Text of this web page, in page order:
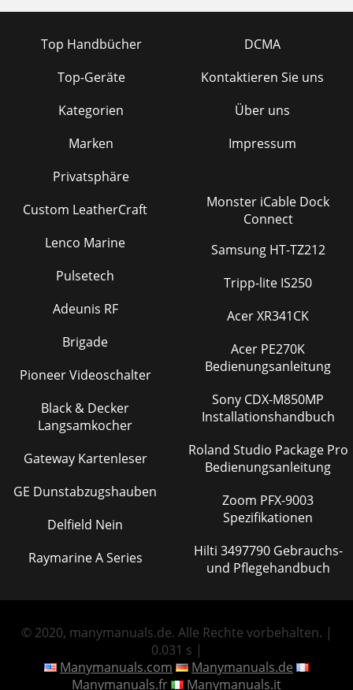
Top Handbücher
Top-Geräte
Kategorien
Marken
Privatsphäre
DCMA
Kontaktieren Sie uns
Über uns
Impressum
Custom LeatherCraft
Lenco Marine
Pulsetech
Adeunis RF
Brigade
Pioneer Videoschalter
Black & Decker
Langsamkocher
Gateway Kartenleser
GE Dunstabzugshauben
Delfield Nein
Raymarine A Series
Monster iCable Dock
Connect
Samsung HT-TZ212
Tripp-lite IS250
Acer XR341CK
Acer PE270K
Bedienungsanleitung
Sony CDX-M850MP
Installationshandbuch
Roland Studio Package Pro
Bedienungsanleitung
Zoom PFX-9003
Spezifikationen
Hilti 3497790 Gebrauchs-
und Pflegehandbuch
© 2020, manymanuals.de. Alle Rechte vorbehalten. |
0.031 s |
Manymanuals.com
Manymanuals.de
Manymanuals.fr
Manymanuals.it